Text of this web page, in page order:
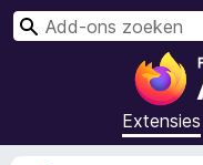
Extensies
Z